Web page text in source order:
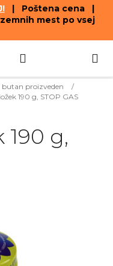
| Poštena cena |
mest po vsej
butan proizveden
/
190 g, STOP GAS
190 g,